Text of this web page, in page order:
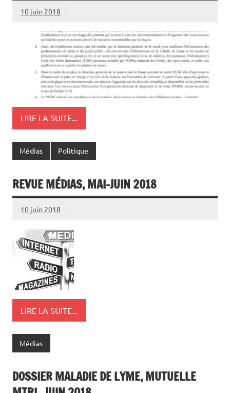
10 juin 2018
LIRE LA SUITE...
Médias Politique
REVUE MÉDIAS, MAI-JUIN 2018
10 juin 2018
LIRE LA SUITE...
Médias
DOSSIER MALADIE DE LYME, MUTUELLE